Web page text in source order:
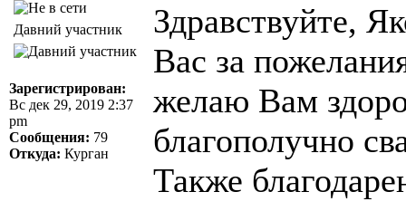
Давний участник
Зарегистрирован:
Вс дек 29, 2019 2:37
pm
Сообщения: 79
Откуда: Курган
Здравствуйте,
Вас за
желаю Вам
благополучно
Также